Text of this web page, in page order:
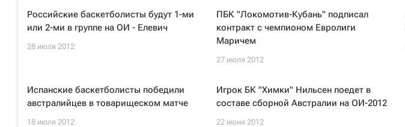
Российские баскетболисты будут 1-ми
или 2-ми в группе на ОИ - Елевич
28 июля 2012
ПБК "Локомотив-Кубань" подписал
контракт с чемпионом Евролиги
Маричем
27 июля 2012
Испанские баскетболисты победили
австралийцев в товарищеском матче
18 июля 2012
Игрок БК "Химки" Нильсен поедет в
составе сборной Австралии на ОИ-2012
22 июня 2012